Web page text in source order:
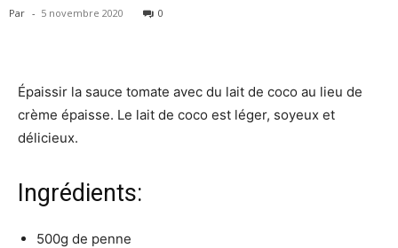
Par - 5 novembre 2020 0
Épaissir la sauce tomate avec du lait de coco au lieu de
crème épaisse. Le lait de coco est léger, soyeux et
délicieux.
Ingrédients:
500g de penne